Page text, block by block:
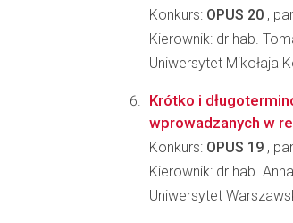
Konkurs: OPUS 20 ,
Kierownik: dr hab.
Uniwersytet Mikołaja
Krótko i
wprowadzanych w
Konkurs: OPUS 19 ,
Kierownik: dr hab.
Uniwersytet